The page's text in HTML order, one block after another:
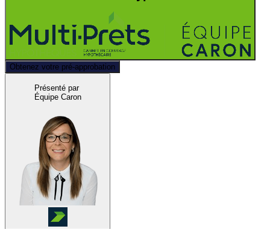
Obtenez votre pré-approbation
Présenté par
Équipe Caron